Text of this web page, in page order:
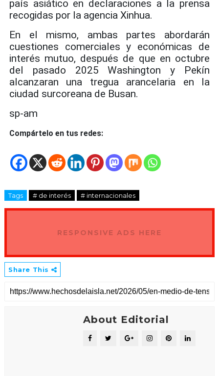
país asiático en declaraciones a la prensa
recogidas por la agencia Xinhua.
En el mismo, ambas partes abordarán
cuestiones comerciales y económicas de
interés mutuo, después de que en octubre
del pasado 2025 Washington y Pekín
alcanzaran una tregua arancelaria en la
ciudad surcoreana de Busan.
sp-am
Compártelo en tus redes:
Tags # de interés # internacionales
RESPONSIVE ADS HERE
Share This
About Editorial